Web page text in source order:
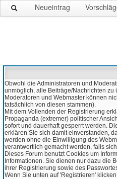
Neueintrag
Obwohl die Administratoren und
unmöglich, alle Beiträge/Nachrichten zu
Moderatoren und Webmaster können
tatsächlich von diesen stammen).
Mit dem Vollenden der Registrierung
Propaganda (extremer) politischer
sofort und dauerhaft gesperrt werden.
erklären Sie sich damit einverstanden,
werden ohne die Einwilligung des
verantwortlich gemacht werden, falls
Dieses Forum benutzt Cookies um
Informationen. Sie dienen nur dazu die
ihrer Registrierung sowie des
Wenn Sie unten auf 'Registrieren'